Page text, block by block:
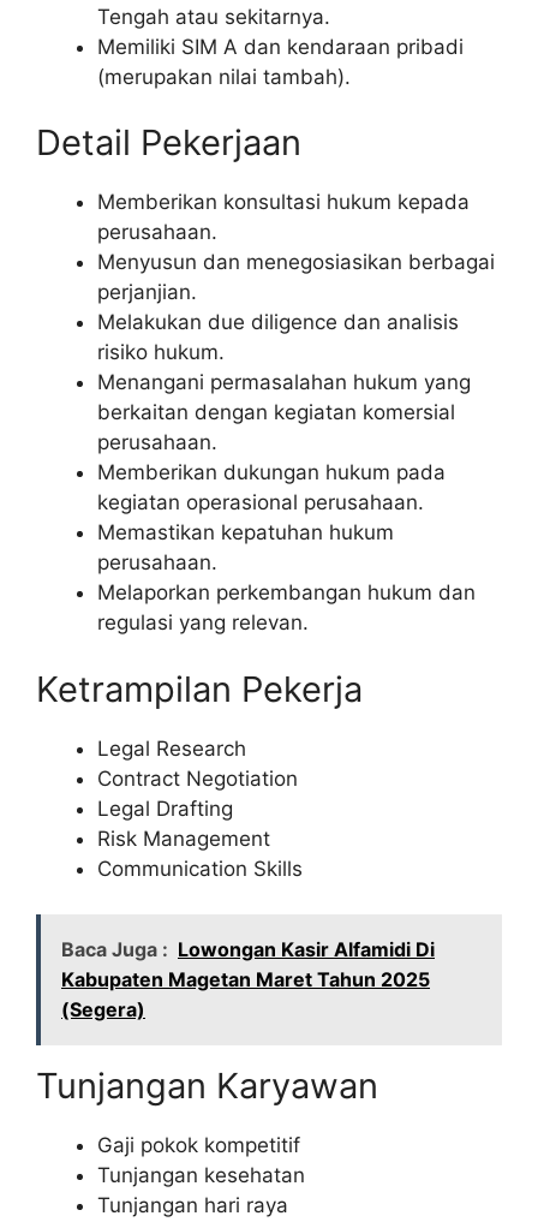
Tengah atau sekitarnya.
Memiliki SIM A dan kendaraan pribadi
(merupakan nilai tambah).
Detail Pekerjaan
Memberikan konsultasi hukum kepada
perusahaan.
Menyusun dan menegosiasikan berbagai
perjanjian.
Melakukan due diligence dan analisis
risiko hukum.
Menangani permasalahan hukum yang
berkaitan dengan kegiatan komersial
perusahaan.
Memberikan dukungan hukum pada
kegiatan operasional perusahaan.
Memastikan kepatuhan hukum
perusahaan.
Melaporkan perkembangan hukum dan
regulasi yang relevan.
Ketrampilan Pekerja
Legal Research
Contract Negotiation
Legal Drafting
Risk Management
Communication Skills
Baca Juga : Lowongan Kasir Alfamidi Di
Kabupaten Magetan Maret Tahun 2025
(Segera)
Tunjangan Karyawan
Gaji pokok kompetitif
Tunjangan kesehatan
Tunjangan hari raya